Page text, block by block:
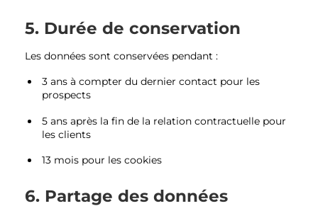
5. Durée de conservation
Les données sont conservées pendant :
3 ans à compter du dernier contact pour les
prospects
5 ans après la fin de la relation contractuelle pour
les clients
13 mois pour les cookies
6. Partage des données